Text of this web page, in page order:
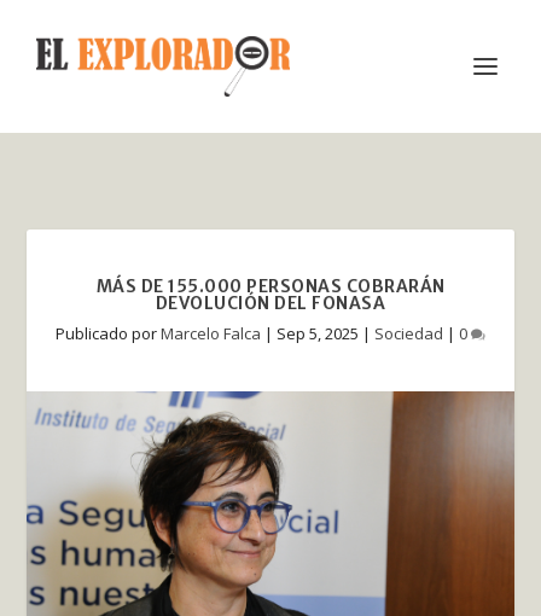
MÁS DE 155.000 PERSONAS COBRARÁN
DEVOLUCIÓN DEL FONASA
Publicado porMarcelo Falca | Sep 5, 2025 | Sociedad | 0